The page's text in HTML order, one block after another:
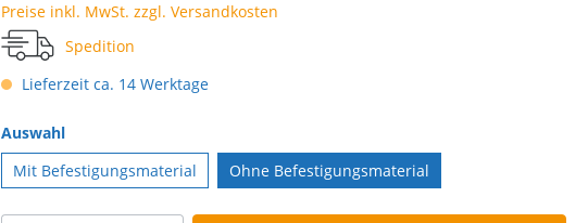
Preise inkl. MwSt. zzgl. Versandkosten
Spedition
Lieferzeit ca. 14 Werktage
Auswahl
Mit Befestigungsmaterial
Ohne Befestigungsmaterial